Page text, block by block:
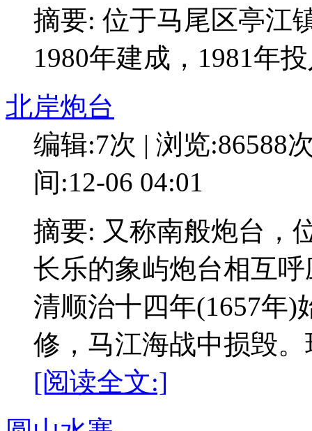
摘要: 位于马尾区亭江
1980年建成，1981年
北岸炮台
编辑:7次 | 浏览:86588
间:12-06 04:01
摘要: 又称南般炮台，
长乐的象屿炮台相互
清顺治十四年(1657年)
修，马江海战中损毁
[阅读全文:]